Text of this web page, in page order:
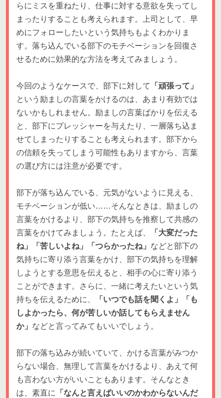
らにミスを重ねたり、仕事に対する意欲を失ってし
まったりすることも考えられます。上司として、早
めにフォローしたいという気持ちもよくわかりま
す。落ち込んでいる部下のモチベーションを回復さ
せるために効果的な方法を考えてみましょう。
今回のようなケースで、部下に対して
「頑張って」
という励ましの言葉をかけるのは、あまり有効では
ないかもしれません。励ましの言葉ばかりを伝える
と、部下にプレッシャーを与えたり、一層落ち込ま
せてしまったりすることも考えられます。部下から
の信頼を失ってしまう可能性もありますから、言葉
の選び方には注意が必要です。
部下が落ち込んでいる、元気がないように見える、
モチベーションが低い……そんなときは、励ましの
言葉をかけるより、部下の気持ちを推察して共感の
言葉をかけてみましょう。たとえば、
「大変だった
ね」「苦しいよね」「つらかったね」 などと部下の
気持ちに寄り添う言葉をかけ、部下の気持ちを理解
しようとする意思を伝えると、相手の心に寄り添う
ことができます。さらに、一緒に考えたいという気
持ちを伝えるために、
「いつでも話を聞くよ」「も
しよかったら、何が苦しいか話してもらえません
か」 などと言ってみてもいいでしょう。
部下の落ち込みが続いていて、かける言葉がみつか
らない場合、無理して言葉をかけるより、あえて何
も言わない方がいいこともあります。そんなとき
は、素直に
「なんと言えばいいのかわからないんだ